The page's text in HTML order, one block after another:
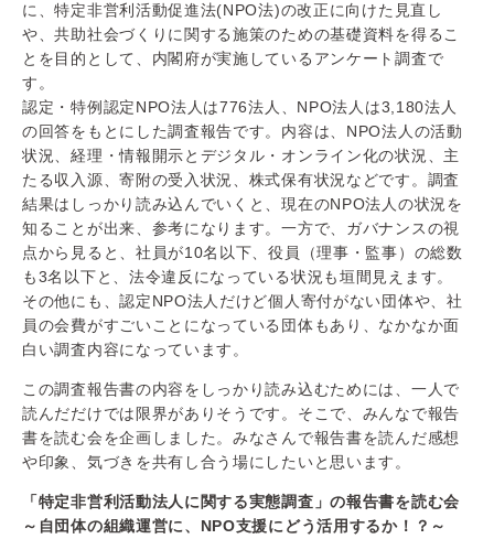
に、特定非営利活動促進法(NPO法)の改正に向けた見直し
や、共助社会づくりに関する施策のための基礎資料を得るこ
とを目的として、内閣府が実施しているアンケート調査で
す。
認定・特例認定NPO法人は776法人、NPO法人は3,180法人
の回答をもとにした調査報告です。内容は、NPO法人の活動
状況、経理・情報開示とデジタル・オンライン化の状況、主
たる収入源、寄附の受入状況、株式保有状況などです。調査
結果はしっかり読み込んでいくと、現在のNPO法人の状況を
知ることが出来、参考になります。一方で、ガバナンスの視
点から見ると、社員が10名以下、役員（理事・監事）の総数
も3名以下と、法令違反になっている状況も垣間見えます。
その他にも、認定NPO法人だけど個人寄付がない団体や、社
員の会費がすごいことになっている団体もあり、なかなか面
白い調査内容になっています。
この調査報告書の内容をしっかり読み込むためには、一人で
読んだだけでは限界がありそうです。そこで、みんなで報告
書を読む会を企画しました。みなさんで報告書を読んだ感想
や印象、気づきを共有し合う場にしたいと思います。
「特定非営利活動法人に関する実態調査」の報告書を読む会
～自団体の組織運営に、NPO支援にどう活用するか！？～